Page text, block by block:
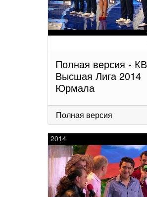
Полная версия -
Высшая Лига 2014
Юрмала
Полная версия
2014